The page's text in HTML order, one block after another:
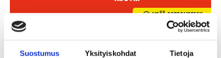
Suostumus Yksityiskohdat Tietoja